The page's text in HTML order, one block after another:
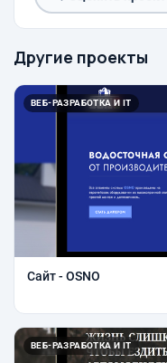
Другие проекты
ВЕБ-РАЗРАБОТКА И IT
Сайт - OSNO
ВЕБ-РАЗРАБОТКА И IT